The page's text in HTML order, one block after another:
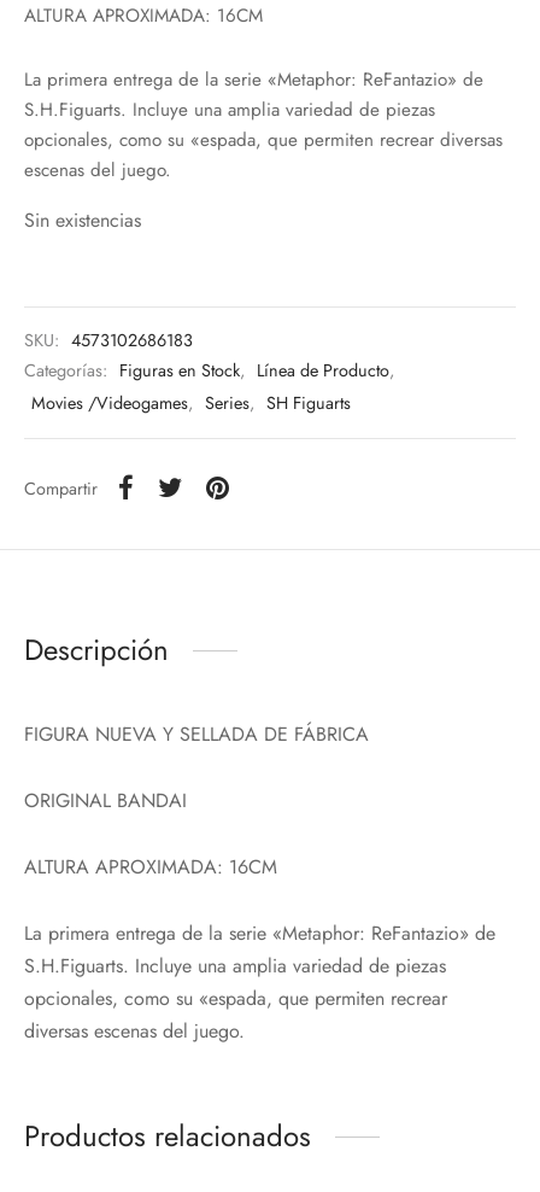
ALTURA APROXIMADA: 16CM
La primera entrega de la serie «Metaphor: ReFantazio» de
S.H.Figuarts. Incluye una amplia variedad de piezas
opcionales, como su «espada, que permiten recrear diversas
escenas del juego.
Sin existencias
SKU: 4573102686183
Categorías: Figuras en Stock, Línea de Producto,
Movies /Videogames, Series, SH Figuarts
Compartir
Descripción
FIGURA NUEVA Y SELLADA DE FÁBRICA
ORIGINAL BANDAI
ALTURA APROXIMADA: 16CM
La primera entrega de la serie «Metaphor: ReFantazio» de
S.H.Figuarts. Incluye una amplia variedad de piezas
opcionales, como su «espada, que permiten recrear
diversas escenas del juego.
Productos relacionados